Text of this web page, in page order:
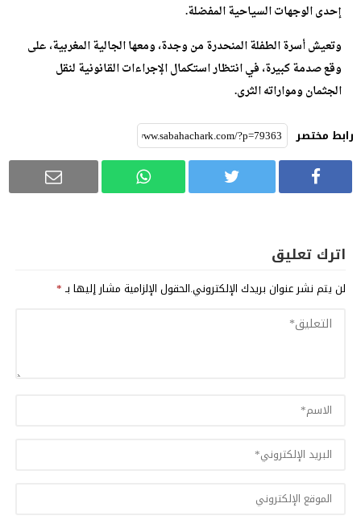
إحدى الوجهات السياحية المفضلة.
وتعيش أسرة الطفلة المنحدرة من وجدة، ومعها الجالية المغربية، على
وقع صدمة كبيرة، في انتظار استكمال الإجراءات القانونية لنقل
الجثمان ومواراته الثرى.
رابط مختصر
اترك تعليق
لن يتم نشر عنوان بريدك الإلكتروني.الحقول الإلزامية مشار إليها بـ*